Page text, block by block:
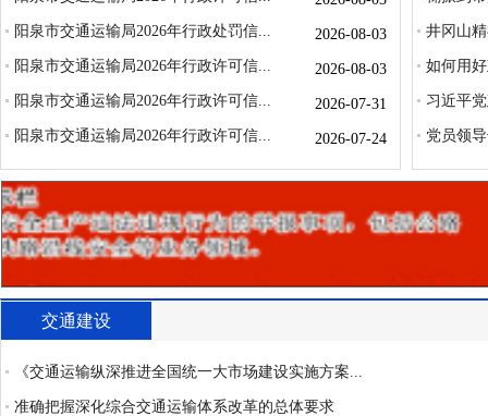
阳泉市交通运输局2026年行政处罚信...
2026-08-03
阳泉市交通运输局2026年行政许可信...
2026-08-03
阳泉市交通运输局2026年行政许可信...
2026-07-31
阳泉市交通运输局2026年行政许可信...
2026-07-24
井冈山
如何用
习近平
党员领
交通建设
《交通运输纵深推进全国统一大市场建设实施方案...
准确把握深化综合交通运输体系改革的总体要求